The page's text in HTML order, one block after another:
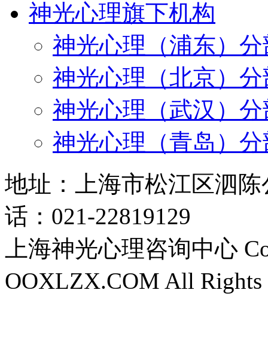
神光心理旗下机构
神光心理（浦东）分
神光心理（北京）分
神光心理（武汉）分
神光心理（青岛）分
地址：上海市松江区泗
话：021-22819129
上海神光心理咨询中心
OOXLZX.COM All Rights